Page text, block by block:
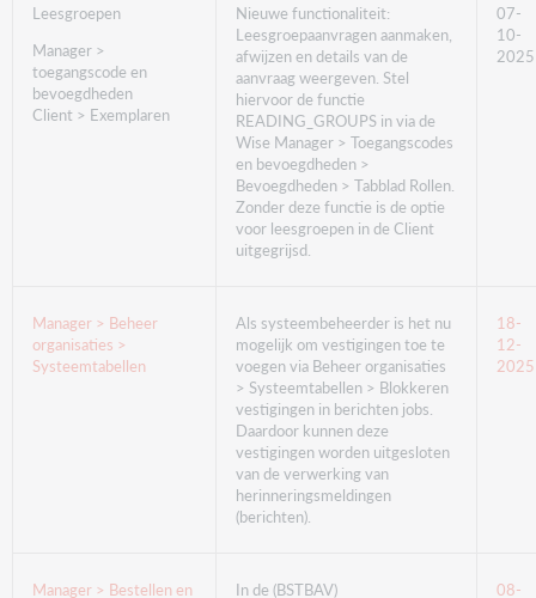
Leesgroepen
Manager >
toegangscode en
bevoegdheden
Client > Exemplaren
Nieuwe functionaliteit:
Leesgroepaanvragen aanmaken,
afwijzen en details van de
aanvraag weergeven. Stel
hiervoor de functie
READING_GROUPS in via de
Wise Manager > Toegangscodes
en bevoegdheden >
Bevoegdheden > Tabblad Rollen.
Zonder deze functie is de optie
voor leesgroepen in de Client
uitgegrijsd.
07-
10-
2025
Manager > Beheer
organisaties >
Systeemtabellen
Als systeembeheerder is het nu
mogelijk om vestigingen toe te
voegen via Beheer organisaties
> Systeemtabellen > Blokkeren
vestigingen in berichten jobs.
Daardoor kunnen deze
vestigingen worden uitgesloten
van de verwerking van
herinneringsmeldingen
(berichten).
18-
12-
2025
Manager > Bestellen en In de (BSTBAV) 08-